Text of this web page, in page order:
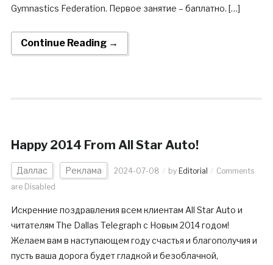
Gymnastics Federation. Первое занятие – баплатно. […]
Continue Reading →
Happy 2014 From All Star Auto!
Даллас Реклама 2024-07-08 by Editorial
Comments
are Disabled
Искренние поздравления всем клиентам All Star Auto и
читателям The Dallas Telegraph c Новым 2014 годом!
Желаем вам в наступающем году счастья и благополучия и
пусть ваша дорога будет гладкой и безоблачной,